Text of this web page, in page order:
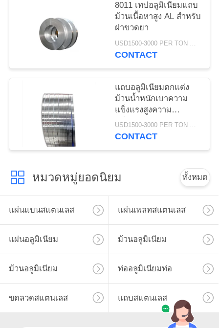
PRIVACY
POLICY
8011 เทปอลูมิเนียมแถบ
ม้วนเนื้อหาสูง AL สำหรับ
ฝาขวดยา
USD1500-3000 PER TON MOQ:1ton
CONTACT
แถบอลูมิเนียมตกแต่ง
ม้วนน้ำหนักเบาความ
แข็งแรงสูงความ
แข็งแกร่งมาก
USD1500-3000 PER TON MOQ:1ton
CONTACT
หมวดหมู่ยอดนิยม ทั้งหมด
แผ่นแบนสแตนเลส แผ่นเพลทสแตนเลส
แผ่นอลูมิเนียม ม้วนอลูมิเนียม
ม้วนอลูมิเนียม ท่ออลูมิเนียมท่อ
ขดลวดสแตนเลส แถบสแตนเลส